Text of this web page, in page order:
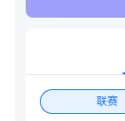
联赛